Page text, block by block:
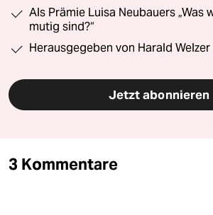
Als Prämie Luisa Neubauers „Was
mutig sind?“
Herausgegeben von Harald Welzer
Jetzt abonnieren
3 Kommentare